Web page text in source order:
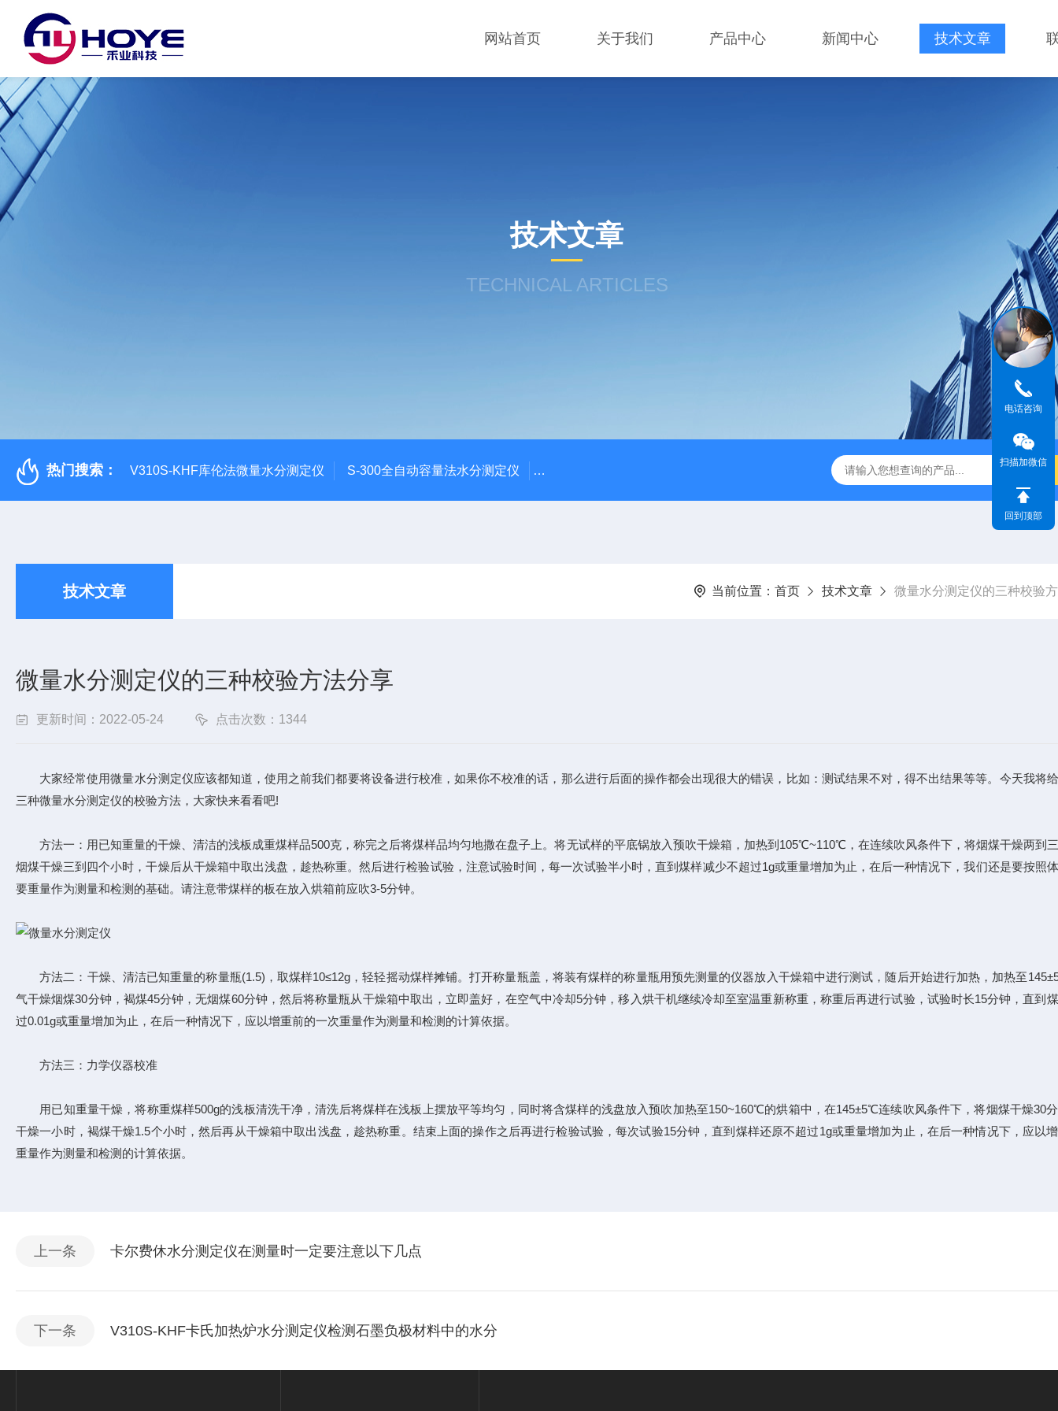
网站首页 关于我们 产品中心 新闻中心 技术文章
技术文章
TECHNICAL ARTICLES
热门搜索： V310S-KHF库伦法微量水分测定仪 S-300全自动容量法水分测定仪 S-300全自动容量法卡尔费休水分测定仪 A310快速卤素水分测定仪 V-310库伦法微量
技术文章 当前位置： 首页 技术文章 微量水分测定仪的三种校验
微量水分测定仪的三种校验方法分享
更新时间：2022-05-24 点击次数：1344
大家经常使用微量水分测定仪应该都知道，使用之前我们都要将设备进行校准，如果你不校准的话，那么进行后面的操作都会出现很大的错误，比如：测试结果不对，得不出结果等等。今天我将
三种微量水分测定仪的校验方法，大家快来看看吧!
方法一：用已知重量的干燥、清洁的浅板成重煤样品500克，称完之后将煤样品均匀地撒在盘子上。将无试样的平底锅放入预吹干燥箱，加热到105℃~110℃，在连续吹风条件下，将烟煤干燥两到
烟煤干燥三到四个小时，干燥后从干燥箱中取出浅盘，趁热称重。然后进行检验试验，注意试验时间，每一次试验半小时，直到煤样减少不超过1g或重量增加为止，在后一种情况下，我们还是要按照
要重量作为测量和检测的基础。请注意带煤样的板在放入烘箱前应吹3-5分钟。
方法二：干燥、清洁已知重量的称量瓶(1.5)，取煤样10≤12g，轻轻摇动煤样摊铺。打开称量瓶盖，将装有煤样的称量瓶用预先测量的仪器放入干燥箱中进行测试，随后开始进行加热，加热至
气干燥烟煤30分钟，褐煤45分钟，无烟煤60分钟，然后将称量瓶从干燥箱中取出，立即盖好，在空气中冷却5分钟，移入烘干机继续冷却至室温重新称重，称重后再进行试验，试验时长15分钟，直到
过0.01g或重量增加为止，在后一种情况下，应以增重前的一次重量作为测量和检测的计算依据。
方法三：力学仪器校准
用已知重量干燥，将称重煤样500g的浅板清洗干净，清洗后将煤样在浅板上摆放平等均匀，同时将含煤样的浅盘放入预吹加热至150~160℃的烘箱中，在145±5℃连续吹风条件下，将烟煤干燥30
干燥一小时，褐煤干燥1.5个小时，然后再从干燥箱中取出浅盘，趁热称重。结束上面的操作之后再进行检验试验，每次试验15分钟，直到煤样还原不超过1g或重量增加为止，在后一种情况下，应以
重量作为测量和检测的计算依据。
上一条 卡尔费休水分测定仪在测量时一定要注意以下几点
下一条 V310S-KHF卡氏加热炉水分测定仪检测石墨负极材料中的水分
电话咨询
扫描加微信
回到顶部